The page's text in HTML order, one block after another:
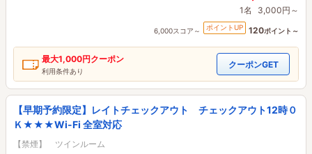
1名 3,000円～
6,000スコア～ ポイントUP 120ポイント～
最大1,000円クーポン
利用条件あり
クーポンGET
【早期予約限定】レイトチェックアウト チェックアウト12時０
Ｋ★★★Wi-Fi 全室対応
【禁煙】 ツインルーム